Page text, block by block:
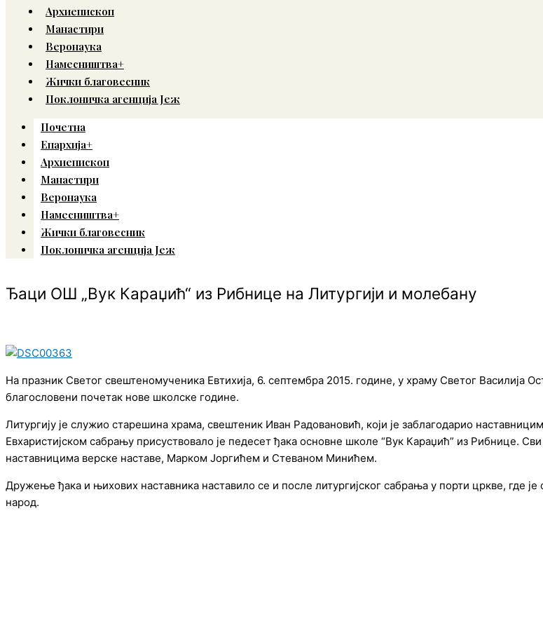
Архиепископ
Манастири
Веронаука
Намесништва+
Жички благовесник
Поклоничка агенција Јеж
Почетна
Епархија+
Архиепископ
Манастири
Веронаука
Намесништва+
Жички благовесник
Поклоничка агенција Јеж
Ђаци ОШ „Вук Караџић“ из Рибнице на Литургији и молебану
На празник Светог свештеномученика Евтихија, 6. септембра 2015. године, у храму Светог Василија
благословени почетак нове школске године.
Литургију је служио старешина храма, свештеник Иван Радовановић, који је заблагодарио
Евхаристијском сабрању присуствовало је педесет ђака основне школе “Вук Караџић” из Рибнице.
наставницима верске наставе, Марком Јоргићем и Стеваном Минићем.
Дружење ђака и њихових наставника наставило се и после литургијског сабрања у порти цркве, где
народ.